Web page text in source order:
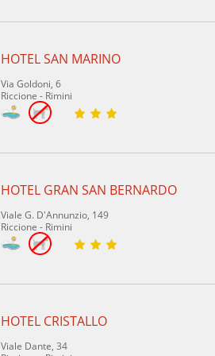
HOTEL SAN MARINO
Via Goldoni, 6
Riccione - Rimini
HOTEL GRAN SAN BERNARDO
Viale G. D'Annunzio, 149
Riccione - Rimini
HOTEL CRISTALLO
Viale Dante, 34